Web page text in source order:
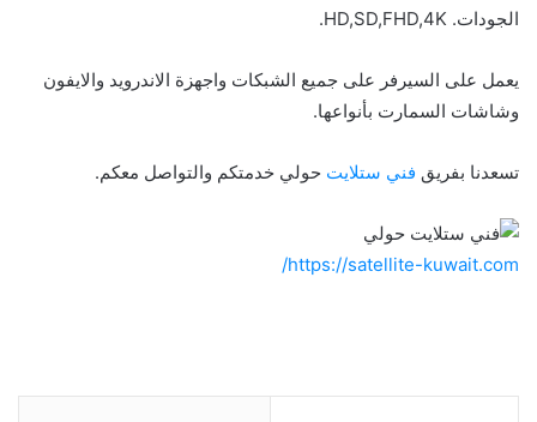
الجودات. HD,SD,FHD,4K.
يعمل على السيرفر على جميع الشبكات واجهزة الاندرويد والايفون
وشاشات السمارت بأنواعها.
تسعدنا بفريق فني ستلايت حولي خدمتكم والتواصل معكم.
https://satellite-kuwait.com/